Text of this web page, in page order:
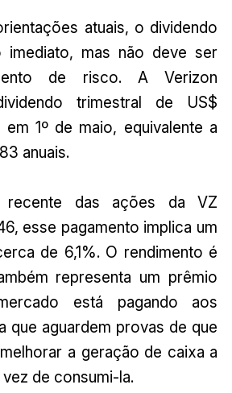
atuais, o dividendo
mas não deve ser
de risco. A Verizon
trimestral de US$
1º de maio, equivalente a
anuais.
das ações da VZ
esse pagamento implica um
de 6,1%. O rendimento é
representa um prêmio
está pagando aos
que aguardem provas de que
a geração de caixa a
de consumi-la.